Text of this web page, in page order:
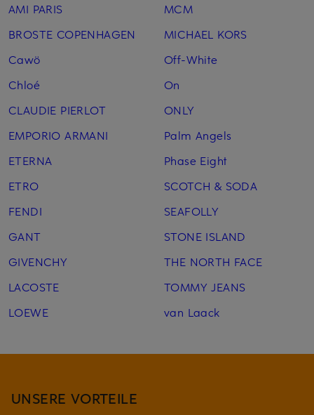
AMI PARIS
BROSTE COPENHAGEN
Cawö
Chloé
CLAUDIE PIERLOT
EMPORIO ARMANI
ETERNA
ETRO
FENDI
GANT
GIVENCHY
LACOSTE
LOEWE
MCM
MICHAEL KORS
Off-White
On
ONLY
Palm Angels
Phase Eight
SCOTCH & SODA
SEAFOLLY
STONE ISLAND
THE NORTH FACE
TOMMY JEANS
van Laack
UNSERE VORTEILE